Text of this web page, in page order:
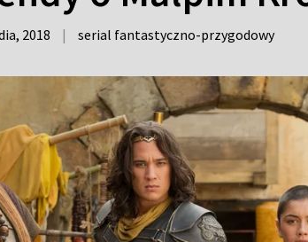
2018 | serial fantastyczno-przygodowy